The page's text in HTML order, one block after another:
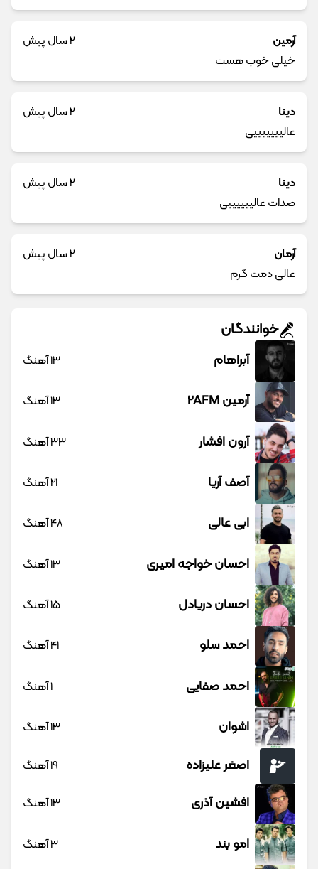
آرمین
2 سال پیش
خیلی خوب هست
دینا
2 سال پیش
عالیییییییی
دینا
2 سال پیش
صدات عالییییییی
آرمان
2 سال پیش
عالی دمت گرم
خوانندگان
آبراهام 13 آهنگ
آرمین 2AFM 13 آهنگ
آرون افشار 33 آهنگ
آصف آریا 21 آهنگ
ابی عالی 48 آهنگ
احسان خواجه امیری 13 آهنگ
احسان دریادل 15 آهنگ
احمد سلو 41 آهنگ
احمد صفایی 1 آهنگ
اشوان 13 آهنگ
اصغر علیزاده 19 آهنگ
افشین آذری 13 آهنگ
امو بند 3 آهنگ